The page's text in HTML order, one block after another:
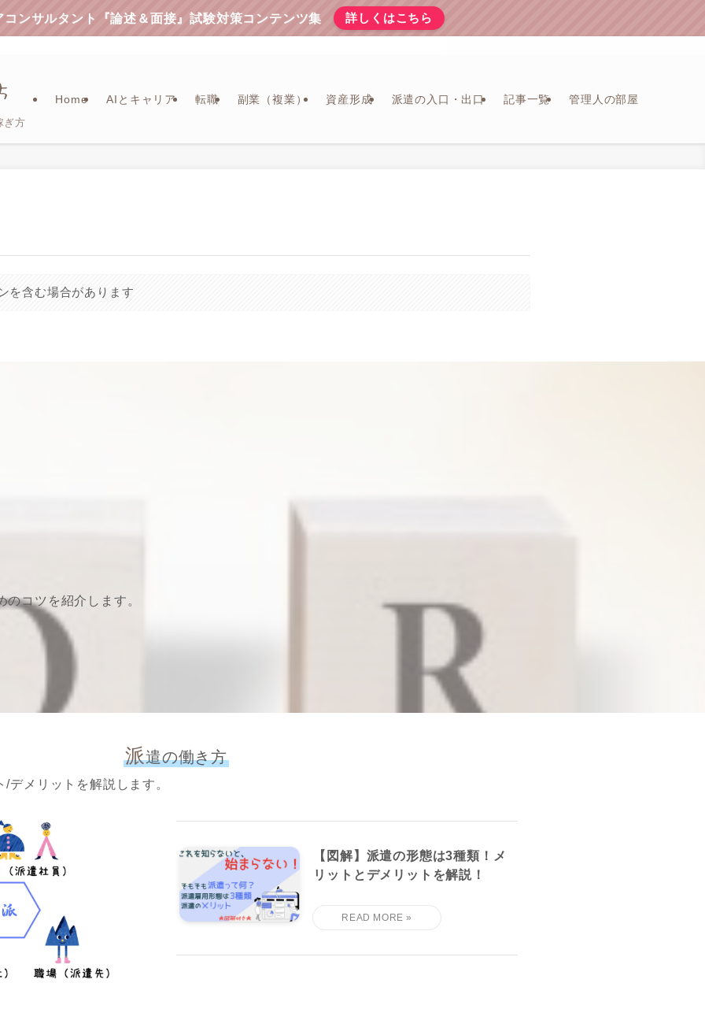
ンサルタント『論述＆面接』試験対策コンテンツ集 詳しくはこちら
ぎ方
Home AIとキャリア 転職 副業（複業） 資産形成 派遣の入口・出口 記事一覧 管理人の部屋
を含む場合があります
コツを紹介します。
派遣の働き方
デメリットを解説します。
【図解】派遣の形態は3種類！メ
リットとデメリットを解説！